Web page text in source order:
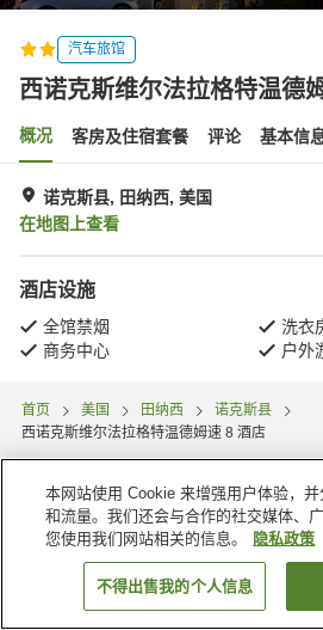
汽车旅馆
西诺克斯维尔法拉格特温德
概况 客房及住宿套餐 评论 基本信
诺克斯县, 田纳西, 美国
在地图上查看
酒店设施
全馆禁烟
洗衣
商务中心
户外
首页 美国 田纳西
诺克斯县
西诺克斯维尔法拉格特温德姆速 8 酒店
搜索客房
本网站使用 Cookie 来增强用户体验，
和流量。我们还会与合作的社交媒体、
您使用我们网站相关的信息。
隐私政策
不得出售我的个人信息